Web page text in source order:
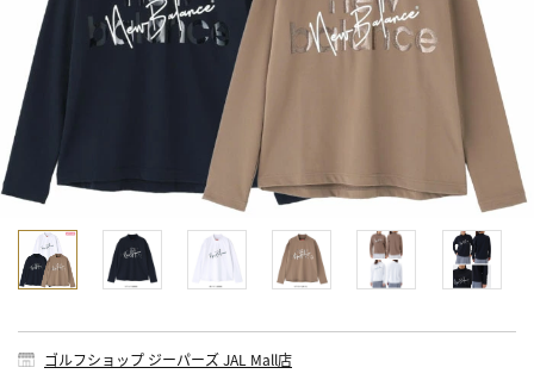
ゴルフショップ ジーパーズ JAL Mall店